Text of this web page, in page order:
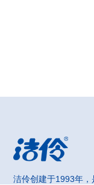
洁伶创建于1993年